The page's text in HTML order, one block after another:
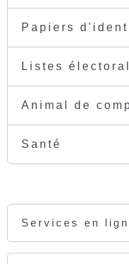
Papiers
Listes
Animal de
Santé
Services en